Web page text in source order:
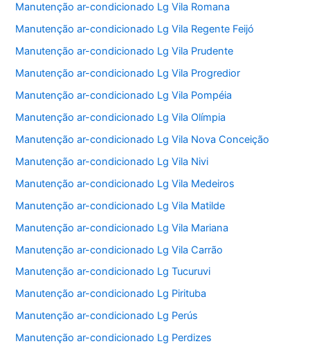
Manutenção ar-condicionado Lg Vila Romana
Manutenção ar-condicionado Lg Vila Regente Feijó
Manutenção ar-condicionado Lg Vila Prudente
Manutenção ar-condicionado Lg Vila Progredior
Manutenção ar-condicionado Lg Vila Pompéia
Manutenção ar-condicionado Lg Vila Olímpia
Manutenção ar-condicionado Lg Vila Nova Conceição
Manutenção ar-condicionado Lg Vila Nivi
Manutenção ar-condicionado Lg Vila Medeiros
Manutenção ar-condicionado Lg Vila Matilde
Manutenção ar-condicionado Lg Vila Mariana
Manutenção ar-condicionado Lg Vila Carrão
Manutenção ar-condicionado Lg Tucuruvi
Manutenção ar-condicionado Lg Pirituba
Manutenção ar-condicionado Lg Perús
Manutenção ar-condicionado Lg Perdizes